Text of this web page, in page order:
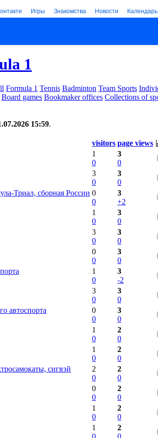
Игры Знакомства Новости Календарь
1
Formula 1 Tennis Badminton Team Sports
Board games Bookmaker offices Collections of
15:59.
visitors page views
1
0
3
0
3
0
3
0
Триал, сборная России 0
0
3
+2
1
0
3
0
3
0
3
0
0
0
3
0
1
0
3
-2
3
0
3
0
автоспорта
0
0
3
0
1
0
2
0
1
0
2
0
сигвэй
2
0
2
0
0
0
2
0
1
0
2
0
1
0
2
0